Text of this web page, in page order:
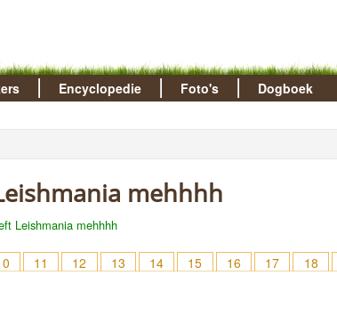
Encyclopedie Foto's Dogboek
mehhhh
Leishmania mehhhh
11 12 13 14 15 16 17 18